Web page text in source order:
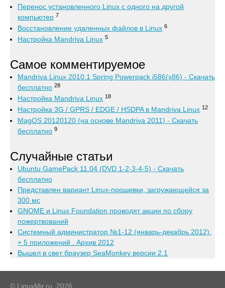
Перенос установленного Linux с одного на другой
компьютер 7
Восстановление удаленных файлов в Linux 6
Настройка Mandriva Linux 5
Самое комментируемое
Mandriva Linux 2010.1 Spring Powerpack i586(x86) - Скачать
бесплатно 28
Настройка Mandriva Linux 18
Настройка 3G / GPRS / EDGE / HSDPA в Mandriva Linux 12
MagOS 20120120 (на основе Mandriva 2011) - Скачать
бесплатно 9
Случайные статьи
Ubuntu GamePack 11.04 (DVD 1-2-3-4-5) - Скачать
бесплатно
Представлен вариант Linux-прошивки, загружающейся за
300 мс
GNOME и Linux Foundation проводят акции по сбору
пожертвований
Системный администратор №1-12 (январь-декабрь 2012).
+ 5 приложений . Архив 2012
Вышел в свет браузер SeaMonkey версии 2.1
© LinuxMir.ru, 2026